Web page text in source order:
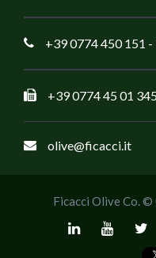
+39 0774 450 151 -
+39 0774 45 01
olive@ficacci.it
Ficacci Olive Co.